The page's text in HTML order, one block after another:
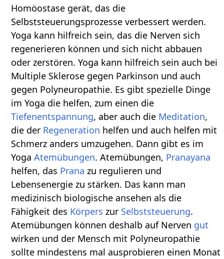
Homöostase gerät, das die
Selbststeuerungsprozesse verbessert werden.
Yoga kann hilfreich sein, das die Nerven sich
regenerieren können und sich nicht abbauen
oder zerstören. Yoga kann hilfreich sein auch bei
Multiple Sklerose gegen Parkinson und auch
gegen Polyneuropathie. Es gibt spezielle Dinge
im Yoga die helfen, zum einen die
Tiefenentspannung, aber auch die Meditation,
die der Regeneration helfen und auch helfen mit
Schmerz anders umzugehen. Dann gibt es im
YogaAtemübungen. Atemübungen, Pranayana
helfen, das Prana zu regulieren und
Lebensenergie zu stärken. Das kann man
medizinisch biologische ansehen als die
Fähigkeit des Körpers zur Selbststeuerung.
Atemübungen können deshalb auf Nerven gut
wirken und der Mensch mit Polyneuropathie
sollte mindestens mal ausprobieren einen Monat